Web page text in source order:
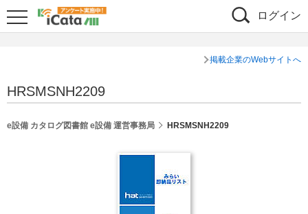
ログイン
掲載企業のWebサイトへ
HRSMSNH2209
e設備 カタログ図書館 e設備 運営事務局 HRSMSNH2209